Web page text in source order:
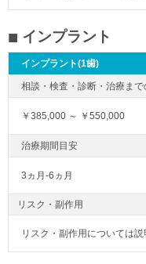
インプラント
インプラント(1歯)
￥385,000 ～ ￥550,000
3ヵ月-6ヵ月
リスク・副作用
リスク・副作用については